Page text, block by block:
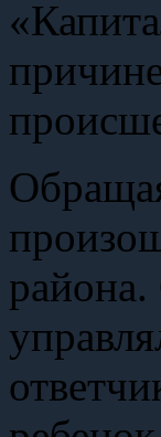
района.